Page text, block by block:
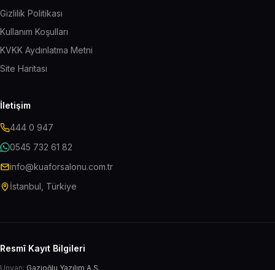
Gizlilik Politikası
Kullanım Koşulları
KVKK Aydınlatma Metni
Site Haritası
İletişim
444 0 947
0545 732 61 82
info@kuaforsalonu.com.tr
İstanbul, Türkiye
Resmî Kayıt Bilgileri
Unvan: Gazioğlu Yazılım A.Ş.